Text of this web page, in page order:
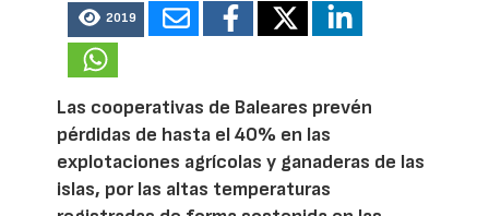
2019
Las cooperativas de Baleares prevén
pérdidas de hasta el 40% en las
explotaciones agrícolas y ganaderas de las
islas, por las altas temperaturas